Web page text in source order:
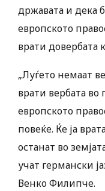
државата и дека
европското
врати довербата
„Луѓето немаат
врати вербата
европското
повеќе. Ќе ја
останат во
учат германски
Венко Филипче.